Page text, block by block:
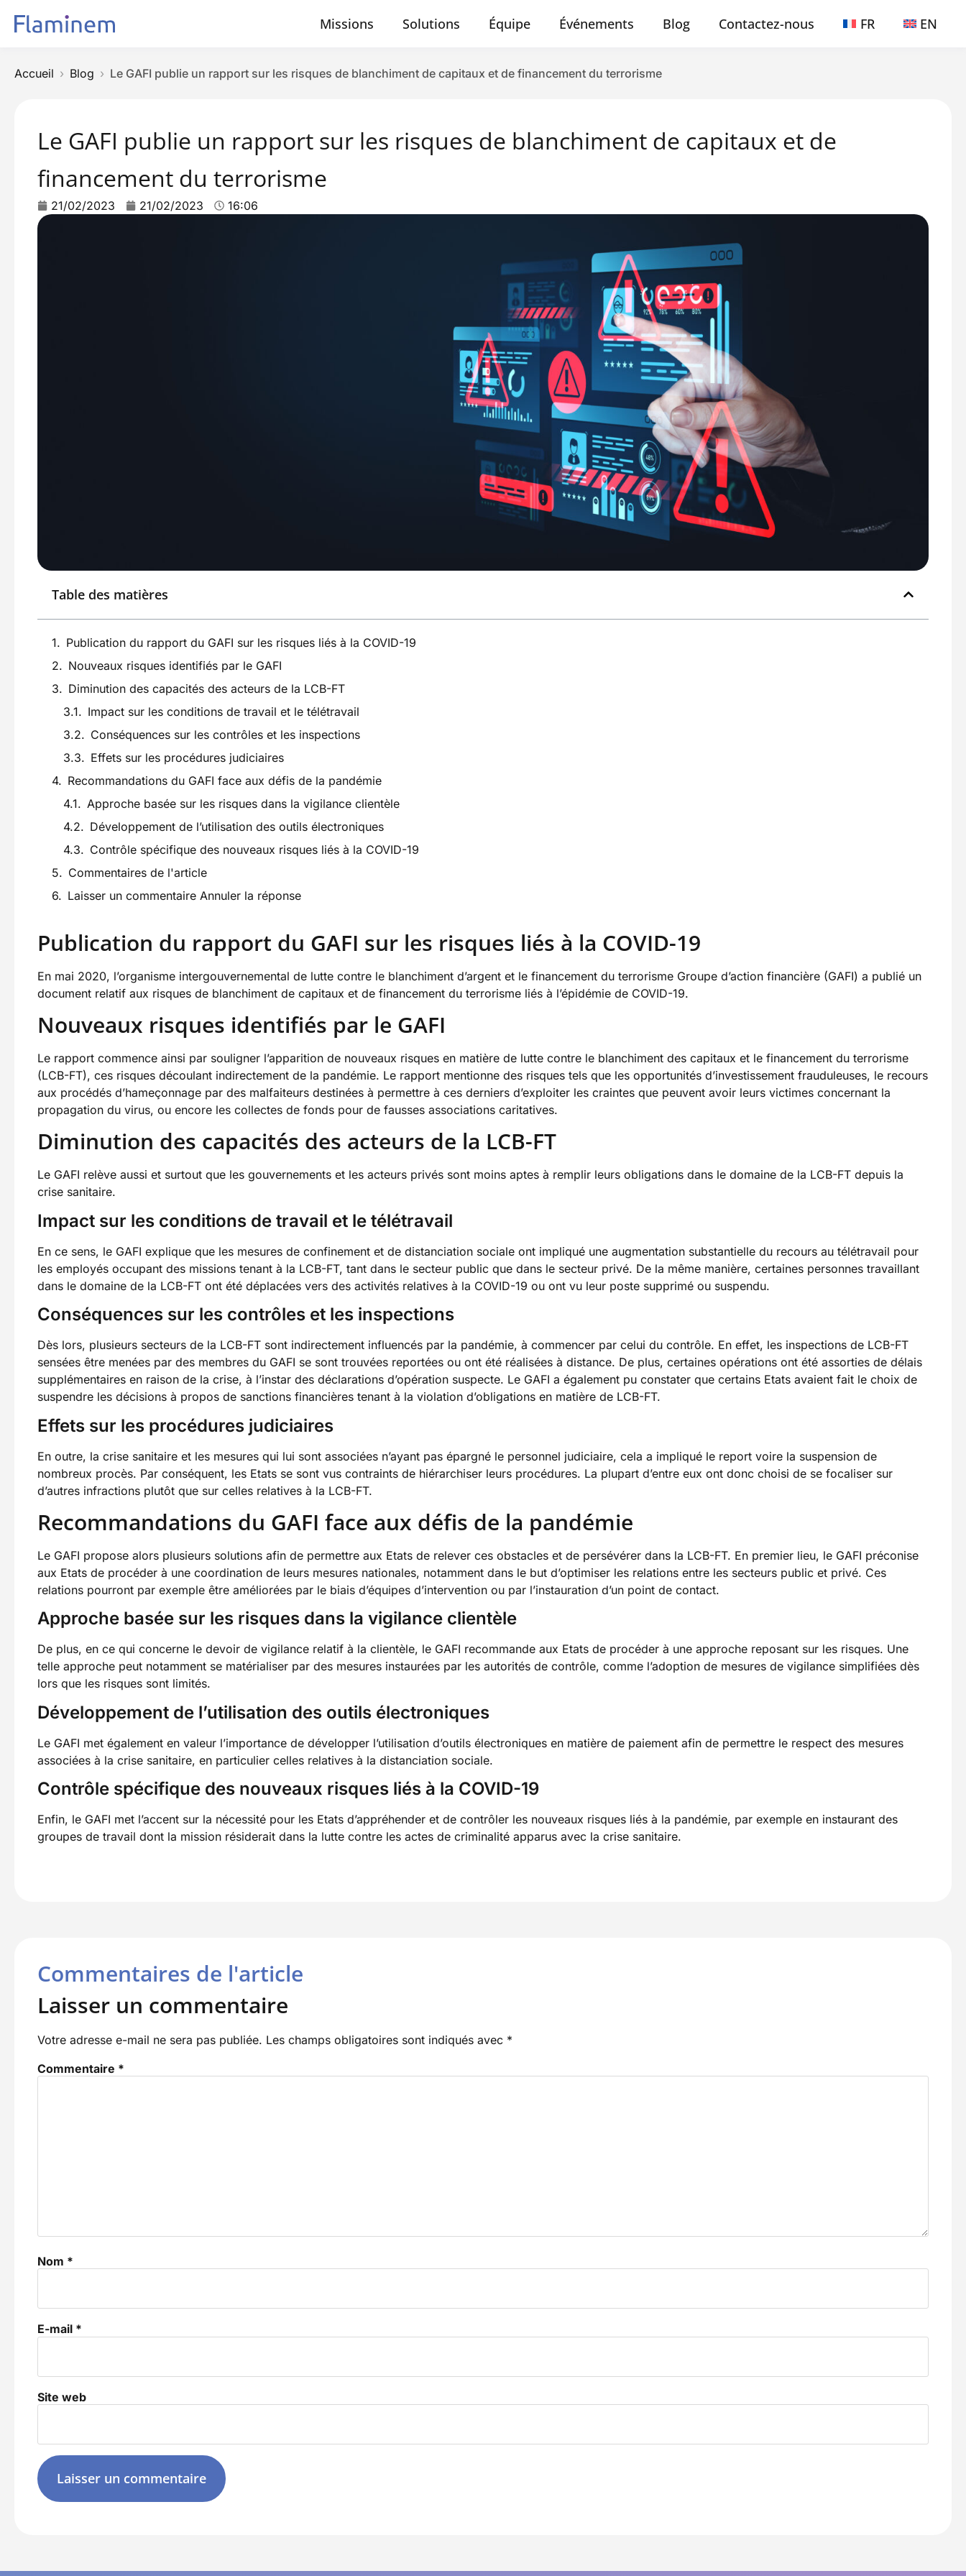
Missions Solutions Équipe Événements Blog Contactez-nous FR EN
Accueil Blog Le GAFI publie un rapport sur les risques de blanchiment de capitaux et de financement du terrorisme
Le GAFI publie un rapport sur les risques de blanchiment de capitaux et de
financement du terrorisme
21/02/2023 21/02/2023 16:06
Table des matières
Publication du rapport du GAFI sur les risques liés à la COVID-19
Nouveaux risques identifiés par le GAFI
Diminution des capacités des acteurs de la LCB-FT
Impact sur les conditions de travail et le télétravail
Conséquences sur les contrôles et les inspections
Effets sur les procédures judiciaires
Recommandations du GAFI face aux défis de la pandémie
Approche basée sur les risques dans la vigilance clientèle
Développement de l’utilisation des outils électroniques
Contrôle spécifique des nouveaux risques liés à la COVID-19
Commentaires de l'article
Laisser un commentaire Annuler la réponse
Publication du rapport du GAFI sur les risques liés à la COVID-19
En mai 2020, l’organisme intergouvernemental de lutte contre le blanchiment d’argent et le financement du terrorisme Groupe d’action financière (GAFI) a publié un
document relatif aux risques de blanchiment de capitaux et de financement du terrorisme liés à l’épidémie de COVID-19.
Nouveaux risques identifiés par le GAFI
Le rapport commence ainsi par souligner l’apparition de nouveaux risques en matière de lutte contre le blanchiment des capitaux et le financement du terrorisme
(LCB-FT), ces risques découlant indirectement de la pandémie. Le rapport mentionne des risques tels que les opportunités d’investissement frauduleuses, le recours
aux procédés d’hameçonnage par des malfaiteurs destinées à permettre à ces derniers d’exploiter les craintes que peuvent avoir leurs victimes concernant la
propagation du virus, ou encore les collectes de fonds pour de fausses associations caritatives.
Diminution des capacités des acteurs de la LCB-FT
Le GAFI relève aussi et surtout que les gouvernements et les acteurs privés sont moins aptes à remplir leurs obligations dans le domaine de la LCB-FT depuis la
crise sanitaire.
Impact sur les conditions de travail et le télétravail
En ce sens, le GAFI explique que les mesures de confinement et de distanciation sociale ont impliqué une augmentation substantielle du recours au télétravail pour
les employés occupant des missions tenant à la LCB-FT, tant dans le secteur public que dans le secteur privé. De la même manière, certaines personnes travaillant
dans le domaine de la LCB-FT ont été déplacées vers des activités relatives à la COVID-19 ou ont vu leur poste supprimé ou suspendu.
Conséquences sur les contrôles et les inspections
Dès lors, plusieurs secteurs de la LCB-FT sont indirectement influencés par la pandémie, à commencer par celui du contrôle. En effet, les inspections de LCB-FT
sensées être menées par des membres du GAFI se sont trouvées reportées ou ont été réalisées à distance. De plus, certaines opérations ont été assorties de délais
supplémentaires en raison de la crise, à l’instar des déclarations d’opération suspecte. Le GAFI a également pu constater que certains Etats avaient fait le choix de
suspendre les décisions à propos de sanctions financières tenant à la violation d’obligations en matière de LCB-FT.
Effets sur les procédures judiciaires
En outre, la crise sanitaire et les mesures qui lui sont associées n’ayant pas épargné le personnel judiciaire, cela a impliqué le report voire la suspension de
nombreux procès. Par conséquent, les Etats se sont vus contraints de hiérarchiser leurs procédures. La plupart d’entre eux ont donc choisi de se focaliser sur
d’autres infractions plutôt que sur celles relatives à la LCB-FT.
Recommandations du GAFI face aux défis de la pandémie
Le GAFI propose alors plusieurs solutions afin de permettre aux Etats de relever ces obstacles et de persévérer dans la LCB-FT. En premier lieu, le GAFI préconise
aux Etats de procéder à une coordination de leurs mesures nationales, notamment dans le but d’optimiser les relations entre les secteurs public et privé. Ces
relations pourront par exemple être améliorées par le biais d’équipes d’intervention ou par l’instauration d’un point de contact.
Approche basée sur les risques dans la vigilance clientèle
De plus, en ce qui concerne le devoir de vigilance relatif à la clientèle, le GAFI recommande aux Etats de procéder à une approche reposant sur les risques. Une
telle approche peut notamment se matérialiser par des mesures instaurées par les autorités de contrôle, comme l’adoption de mesures de vigilance simplifiées dès
lors que les risques sont limités.
Développement de l’utilisation des outils électroniques
Le GAFI met également en valeur l’importance de développer l’utilisation d’outils électroniques en matière de paiement afin de permettre le respect des mesures
associées à la crise sanitaire, en particulier celles relatives à la distanciation sociale.
Contrôle spécifique des nouveaux risques liés à la COVID-19
Enfin, le GAFI met l’accent sur la nécessité pour les Etats d’appréhender et de contrôler les nouveaux risques liés à la pandémie, par exemple en instaurant des
groupes de travail dont la mission résiderait dans la lutte contre les actes de criminalité apparus avec la crise sanitaire.
Commentaires de l'article
Laisser un commentaire
Votre adresse e-mail ne sera pas publiée. Les champs obligatoires sont indiqués avec *
Commentaire *
Nom *
E-mail *
Site web